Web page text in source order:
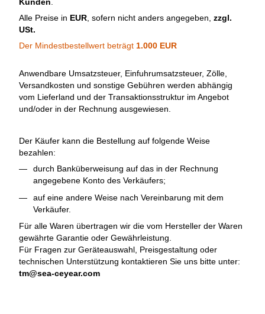
Alle Preise in EUR , sofern nicht anders angegeben, zzgl.
USt.
Der Mindestbestellwert beträgt 1.000 EUR
Anwendbare Umsatzsteuer, Einfuhrumsatzsteuer, Zölle,
Versandkosten und sonstige Gebühren werden abhängig
vom Lieferland und der Transaktionsstruktur im Angebot
und/oder in der Rechnung ausgewiesen.
Der Käufer kann die Bestellung auf folgende Weise
bezahlen:
durch Banküberweisung auf das in der Rechnung
angegebene Konto des Verkäufers;
auf eine andere Weise nach Vereinbarung mit dem
Verkäufer.
Für alle Waren übertragen wir die vom Hersteller der Waren
gewährte Garantie oder Gewährleistung.
Für Fragen zur Geräteauswahl, Preisgestaltung oder
technischen Unterstützung kontaktieren Sie uns bitte unter:
tm@sea-ceyear.com